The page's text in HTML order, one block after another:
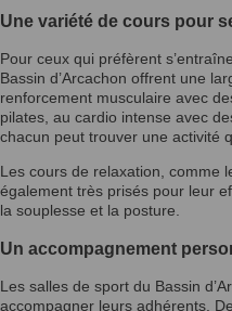
Une variété de cours pour
Pour ceux qui préfèrent
Bassin d’Arcachon offrent une
renforcement musculaire avec
pilates, au cardio intense avec
chacun peut trouver une activité
Les cours de relaxation, comme
également très prisés pour leur
la souplesse et la posture.
Un accompagnement
Les salles de sport du Bassin
accompagner leurs adhérents.